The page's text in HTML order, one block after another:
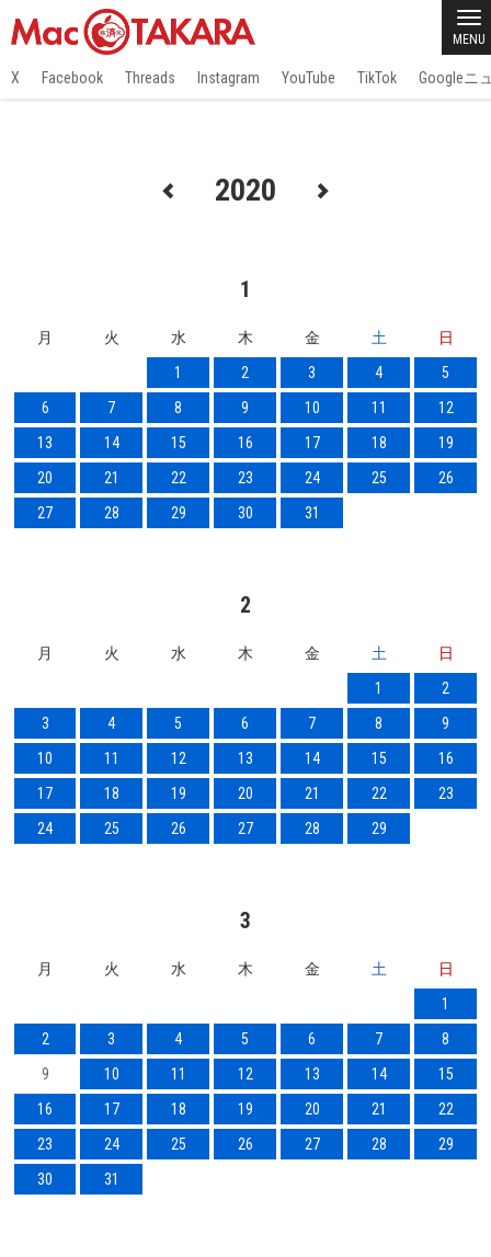
MENU
X Facebook Threads Instagram YouTube TikTok Googleニ
2020
1
月 火 水 木 金 土
日
1
2 3 4
5
6
7 8 9 10 11
12
13
14 15 16 17 18
19
20
21 22 23 24 25
26
27
28 29 30 31
2
月 火 水 木 金 土
日
1
2
3
4 5 6 7 8
9
10
11 12 13 14 15
16
17
18 19 20 21 22
23
24
25 26 27 28 29
3
月 火 水 木 金 土
日
1
2
3 4 5 6 7
8
9
10 11 12 13 14
15
16
17 18 19 20 21
22
23
24 25 26 27 28
29
30
31